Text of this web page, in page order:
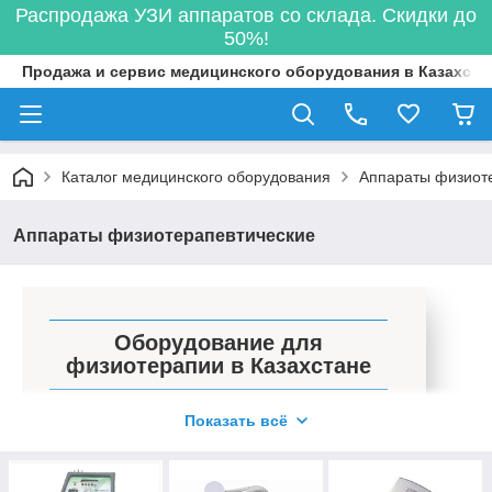
Распродажа УЗИ аппаратов со склада. Скидки до
50%!
Продажа и сервис медицинского оборудования в
Каталог медицинского оборудования Аппараты
Аппараты физиотерапевтические
Оборудование для
физиотерапии в Казахстане
производителей!
прибор для ударно-волновой терапии,
Показать всё